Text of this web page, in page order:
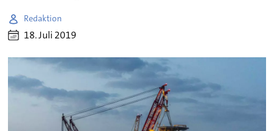
Redaktion
18. Juli 2019